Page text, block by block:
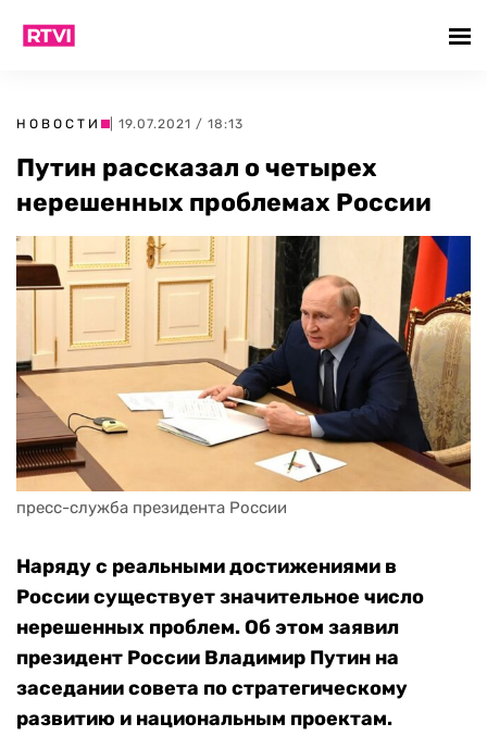
НОВОСТИ | 19.07.2021 / 18:13
Путин рассказал о четырех
нерешенных проблемах России
пресс-служба президента России
Наряду с реальными достижениями в
России существует значительное число
нерешенных проблем. Об этом заявил
президент России Владимир Путин на
заседании совета по стратегическому
развитию и национальным проектам.